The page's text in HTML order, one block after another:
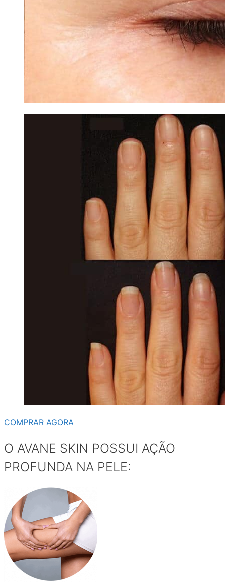
COMPRAR AGORA
O AVANE SKIN POSSUI AÇÃO
PROFUNDA NA PELE: